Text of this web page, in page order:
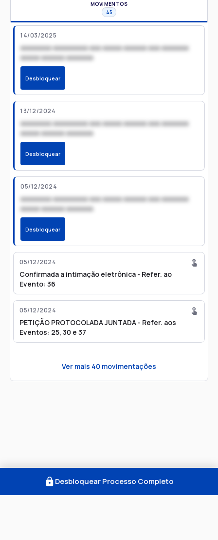
MOVIMENTOS
45
14/03/2025
xxxxxxxx xxxxxxxxx xxx xxxxx xxxxxx xxx xxxxxxx
xxxxx xxxxxx xxxxxxx
Desbloquear
13/12/2024
xxxxxxxx xxxxxxxxx xxx xxxxx xxxxxx xxx xxxxxxx
xxxxx xxxxxx xxxxxxx
Desbloquear
05/12/2024
xxxxxxxx xxxxxxxxx xxx xxxxx xxxxxx xxx xxxxxxx
xxxxx xxxxxx xxxxxxx
Desbloquear
05/12/2024
Confirmada a intimação eletrônica - Refer. ao
Evento: 36
05/12/2024
PETIÇÃO PROTOCOLADA JUNTADA - Refer. aos
Eventos: 25, 30 e 37
Ver mais 40 movimentações
Desbloquear Processo Completo